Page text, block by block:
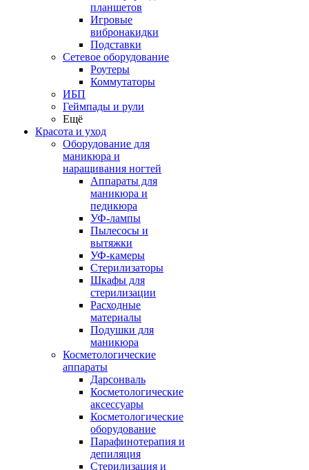
планшетов
Игровые
вибронакидки
Подставки
Сетевое оборудование
Роутеры
Коммутаторы
ИБП
Геймпады и рули
Ещё
Красота и уход
Оборудование для
маникюра и
наращивания ногтей
Аппараты для
маникюра и
педикюра
УФ-лампы
Пылесосы и
вытяжки
УФ-камеры
Стерилизаторы
Шкафы для
стерилизации
Расходные
материалы
Подушки для
маникюра
Косметологические
аппараты
Дарсонваль
Косметологические
аксессуары
Косметологические
оборудование
Парафинотерапия и
депиляция
Стерилизация и